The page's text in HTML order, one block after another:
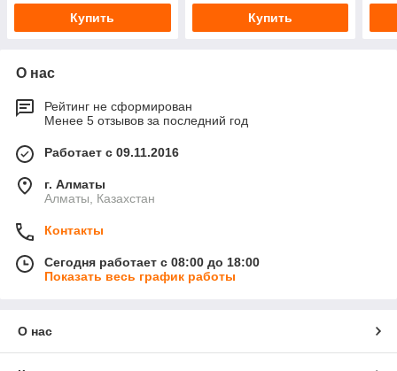
Купить Купить
О нас
Рейтинг не сформирован
Менее 5 отзывов за последний год
Работает с 09.11.2016
г. Алматы
Алматы, Казахстан
Контакты
Сегодня работает с 08:00 до 18:00
Показать весь график работы
О нас